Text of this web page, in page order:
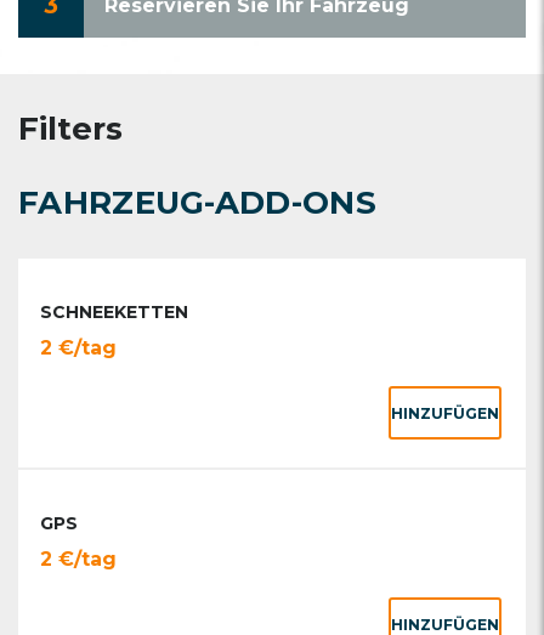
Reservieren Sie Ihr Fahrzeug
Filters
FAHRZEUG-ADD-ONS
SCHNEEKETTEN
2 €/tag
HINZUFÜGEN
GPS
2 €/tag
HINZUFÜGEN